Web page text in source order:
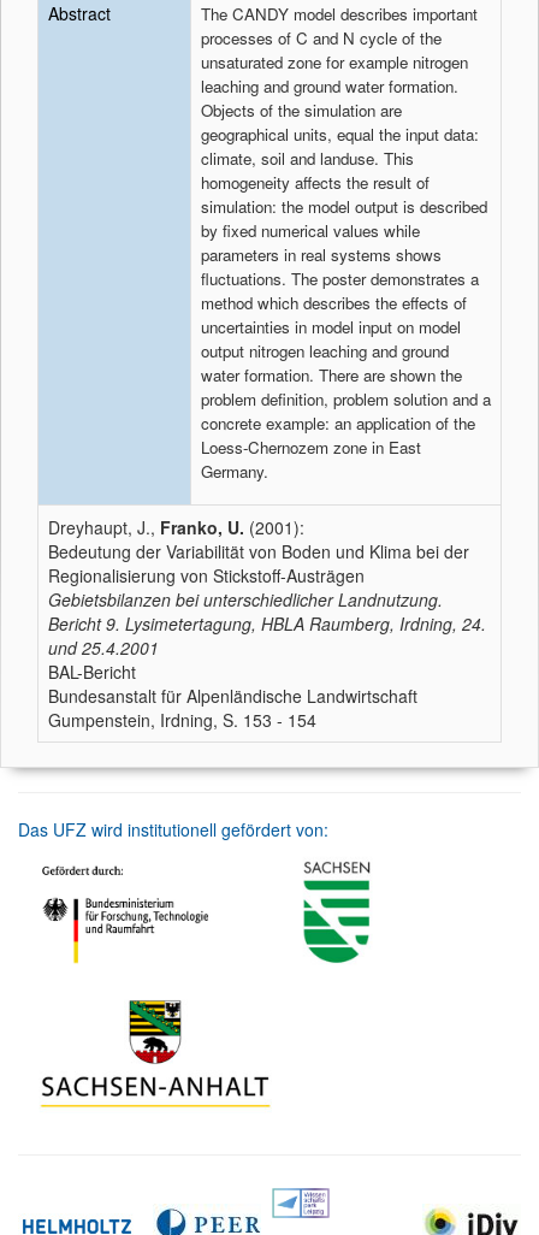
Abstract
The CANDY model describes important
processes of C and N cycle of the
unsaturated zone for example nitrogen
leaching and ground water formation.
Objects of the simulation are
geographical units, equal the input data:
climate, soil and landuse. This
homogeneity affects the result of
simulation: the model output is described
by fixed numerical values while
parameters in real systems shows
fluctuations. The poster demonstrates a
method which describes the effects of
uncertainties in model input on model
output nitrogen leaching and ground
water formation. There are shown the
problem definition, problem solution and a
concrete example: an application of the
Loess-Chernozem zone in East
Germany.
Dreyhaupt, J., Franko, U. (2001):
Bedeutung der Variabilität von Boden und Klima bei der
Regionalisierung von Stickstoff-Austrägen
Gebietsbilanzen bei unterschiedlicher Landnutzung.
Bericht 9. Lysimetertagung, HBLA Raumberg, Irdning, 24.
und 25.4.2001
BAL-Bericht
Bundesanstalt für Alpenländische Landwirtschaft
Gumpenstein, Irdning, S. 153 - 154
Das UFZ wird institutionell gefördert von: